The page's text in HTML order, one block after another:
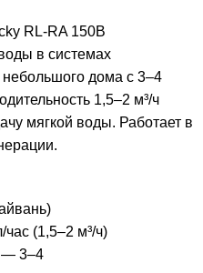
RL-RA 150B
в системах
дома с 3–4
1,5–2 м³/ч
мягкой воды. Работает в
(1,5–2 м³/ч)
— 3–4